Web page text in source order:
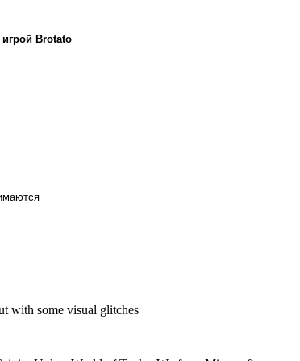
Brotato
with some visual glitches